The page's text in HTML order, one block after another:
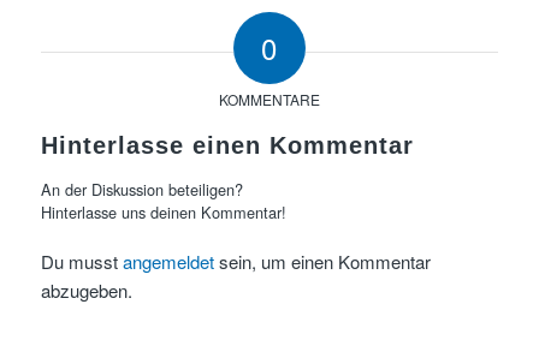
0
KOMMENTARE
Hinterlasse einen Kommentar
An der Diskussion beteiligen?
Hinterlasse uns deinen Kommentar!
Du musstangemeldetsein, um einen Kommentar
abzugeben.